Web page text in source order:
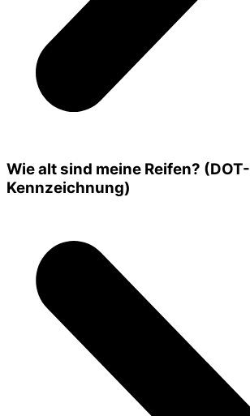
Wie alt sind meine Reifen? (DOT-
Kennzeichnung)